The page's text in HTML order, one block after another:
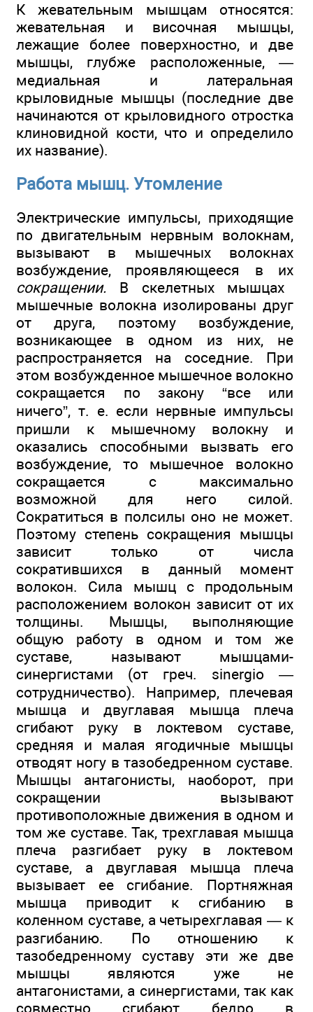
К жевательным мышцам относятся:
жевательная и височная мышцы,
лежащие более поверхностно, и две
мышцы, глубже расположенные, —
медиальная и латеральная
крыловидные мышцы (последние две
начинаются от крыловидного отростка
клиновидной кости, что и определило
их название).
Работа мышц. Утомление
Электрические импульсы, приходящие
по двигательным нервным волокнам,
вызывают в мышечных волокнах
возбуждение, проявляющееся в их
сокращении. В скелетных мышцах
мышечные волокна изолированы друг
от друга, поэтому возбуждение,
возникающее в одном из них, не
распространяется на соседние. При
этом возбужденное мышечное волокно
сокращается по закону “все или
ничего”, т. е. если нервные импульсы
пришли к мышечному волокну и
оказались способными вызвать его
возбуждение, то мышечное волокно
сокращается с максимально
возможной для него силой.
Сократиться в полсилы оно не может.
Поэтому степень сокращения мышцы
зависит только от числа
сократившихся в данный момент
волокон. Сила мышц с продольным
расположением волокон зависит от их
толщины. Мышцы, выполняющие
общую работу в одном и том же
суставе, называют мышцами-
синергистами (от греч. sinergio —
сотрудничество). Например, плечевая
мышца и двуглавая мышца плеча
сгибают руку в локтевом суставе,
средняя и малая ягодичные мышцы
отводят ногу в тазобедренном суставе.
Мышцы антагонисты, наоборот, при
сокращении вызывают
противоположные движения в одном и
том же суставе. Так, трехглавая мышца
плеча разгибает руку в локтевом
суставе, а двуглавая мышца плеча
вызывает ее сгибание. Портняжная
мышца приводит к сгибанию в
коленном суставе, а четырехглавая — к
разгибанию. По отношению к
тазобедренному суставу эти же две
мышцы являются уже не
антагонистами, а синергистами, так как
совместно сгибают бедро в